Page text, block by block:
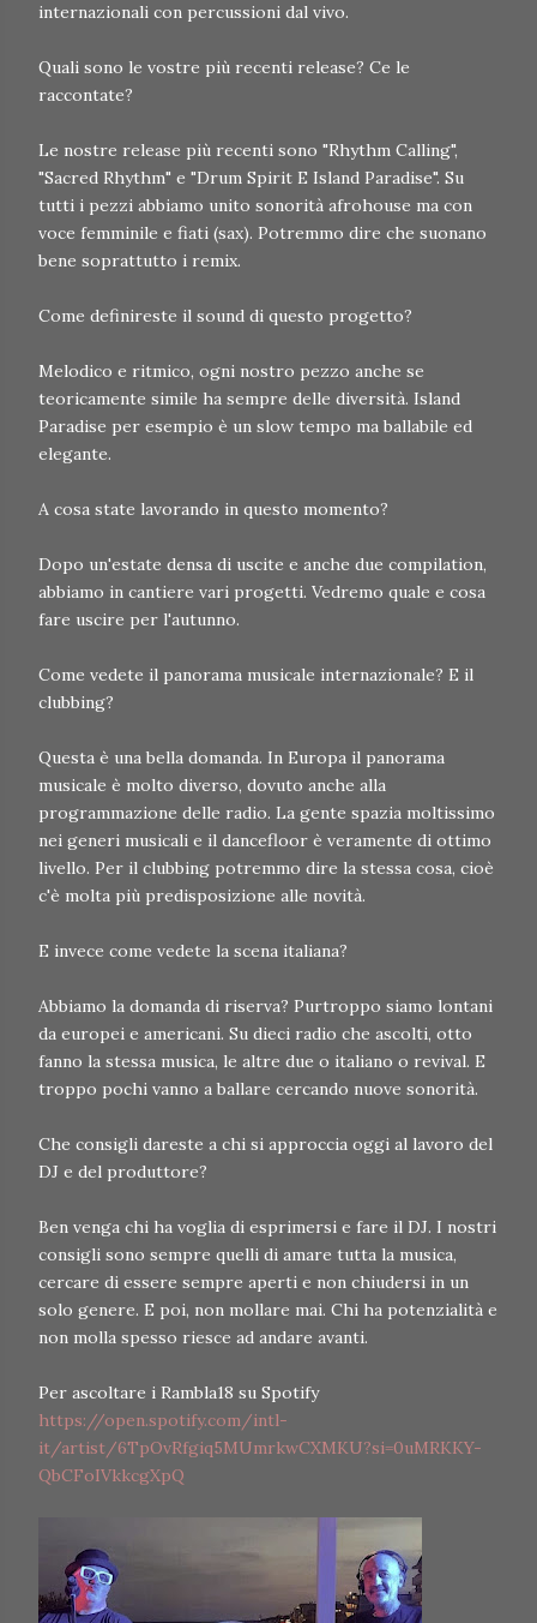
internazionali con percussioni dal vivo.
Quali sono le vostre più recenti release? Ce le
raccontate?
Le nostre release più recenti sono "Rhythm Calling",
"Sacred Rhythm" e "Drum Spirit E Island Paradise". Su
tutti i pezzi abbiamo unito sonorità afrohouse ma con
voce femminile e fiati (sax). Potremmo dire che suonano
bene soprattutto i remix.
Come definireste il sound di questo progetto?
Melodico e ritmico, ogni nostro pezzo anche se
teoricamente simile ha sempre delle diversità. Island
Paradise per esempio è un slow tempo ma ballabile ed
elegante.
A cosa state lavorando in questo momento?
Dopo un'estate densa di uscite e anche due compilation,
abbiamo in cantiere vari progetti. Vedremo quale e cosa
fare uscire per l'autunno.
Come vedete il panorama musicale internazionale? E il
clubbing?
Questa è una bella domanda. In Europa il panorama
musicale è molto diverso, dovuto anche alla
programmazione delle radio. La gente spazia moltissimo
nei generi musicali e il dancefloor è veramente di ottimo
livello. Per il clubbing potremmo dire la stessa cosa, cioè
c'è molta più predisposizione alle novità.
E invece come vedete la scena italiana?
Abbiamo la domanda di riserva? Purtroppo siamo lontani
da europei e americani. Su dieci radio che ascolti, otto
fanno la stessa musica, le altre due o italiano o revival. E
troppo pochi vanno a ballare cercando nuove sonorità.
Che consigli dareste a chi si approccia oggi al lavoro del
DJ e del produttore?
Ben venga chi ha voglia di esprimersi e fare il DJ. I nostri
consigli sono sempre quelli di amare tutta la musica,
cercare di essere sempre aperti e non chiudersi in un
solo genere. E poi, non mollare mai. Chi ha potenzialità e
non molla spesso riesce ad andare avanti.
Per ascoltare i Rambla18 su Spotify
https://open.spotify.com/intl-
it/artist/6TpOvRfgiq5MUmrkwCXMKU?si=0uMRKKY-
QbCFoIVkkcgXpQ